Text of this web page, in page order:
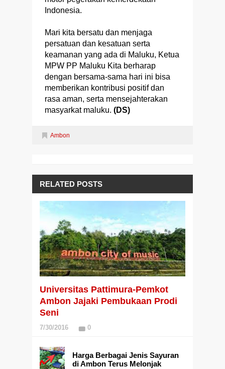
Indonesia.
Mari kita bersatu dan menjaga
persatuan dan kesatuan serta
keamanan yang ada di Maluku, Ketua
MPW PP Maluku Kita berharap
dengan bersama-sama hari ini bisa
memberikan kontribusi positif dan
rasa aman, serta mensejahterakan
masyarkat maluku. (DS)
Ambon
RELATED POSTS
Universitas Pattimura-Pemkot
Ambon Jajaki Pembukaan Prodi
Seni
7/30/2016 0
Harga Berbagai Jenis Sayuran
di Ambon Terus Melonjak